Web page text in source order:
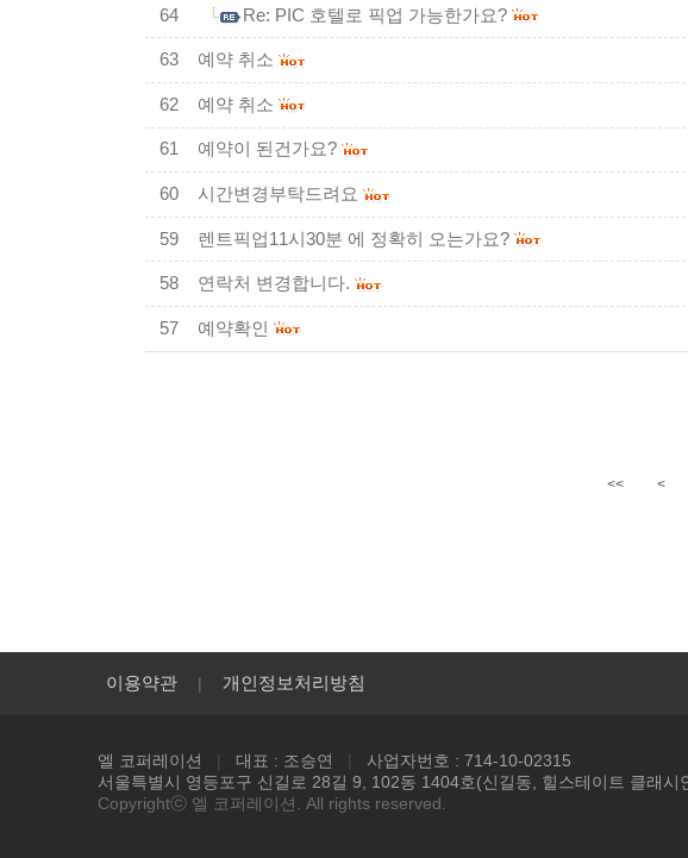
64 Re: PIC 호텔로 픽업 가능한가요?
63 예약 취소
62 예약 취소
61 예약이 된건가요?
60 시간변경부탁드려요
59 렌트픽업11시30분 에 정확히 오는가요?
58 연락처 변경합니다.
57 예약확인
<< <
이용약관 | 개인정보처리방침
엘 코퍼레이션 | 대표 : 조승연 |
사업자번호 : 714-10-02315
서울특별시 영등포구 신길로 28길 9, 102동 1404호(신길동, 힐스테이트 클래시
Copyrightⓒ 엘 코퍼레이션. All rights reserved.